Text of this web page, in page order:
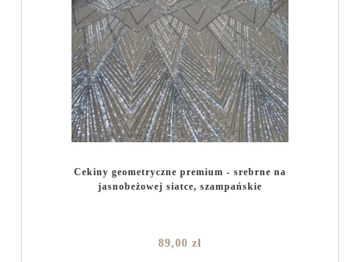
Cekiny geometryczne premium - srebrne na
jasnobeżowej siatce, szampańskie
89,00 zł